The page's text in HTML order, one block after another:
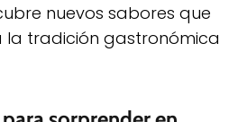
nuevos sabores que
tradición gastronómica